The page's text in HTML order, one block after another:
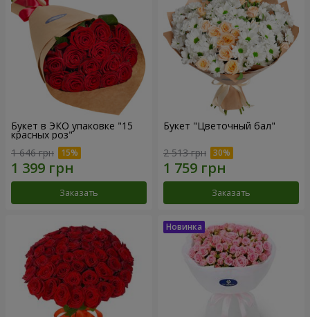
Букет в ЭКО упаковке "15
красных роз"
1 646 грн
Заказать
Букет "Цветочный бал"
2 513 грн
Заказать